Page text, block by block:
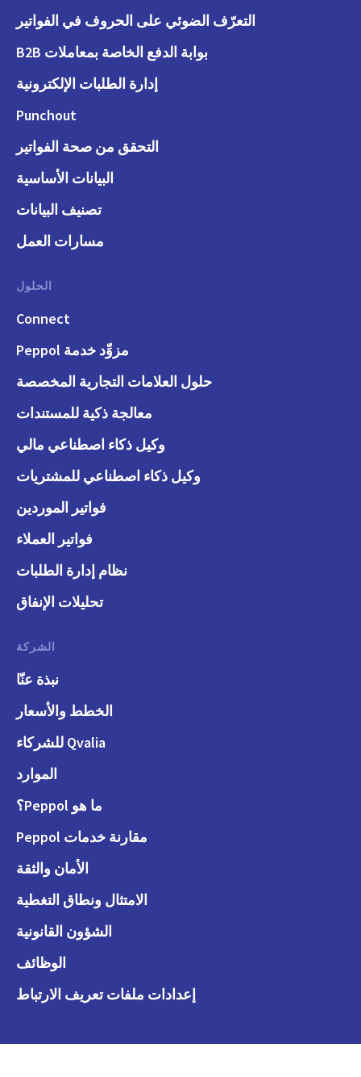
التعرّف الضوئي على الحروف في الفواتير
بوابة الدفع الخاصة بمعاملات B2B
إدارة الطلبات الإلكترونية
Punchout
التحقق من صحة الفواتير
البيانات الأساسية
تصنيف البيانات
مسارات العمل
الحلول
Connect
مزوِّد خدمة Peppol
حلول العلامات التجارية المخصصة
معالجة ذكية للمستندات
وكيل ذكاء اصطناعي مالي
وكيل ذكاء اصطناعي للمشتريات
فواتير الموردين
فواتير العملاء
نظام إدارة الطلبات
تحليلات الإنفاق
الشركة
نبذة عنّا
الخطط والأسعار
Qvalia للشركاء
الموارد
ما هو Peppol؟
مقارنة خدمات Peppol
الأمان والثقة
الامتثال ونطاق التغطية
الشؤون القانونية
الوظائف
إعدادات ملفات تعريف الارتباط